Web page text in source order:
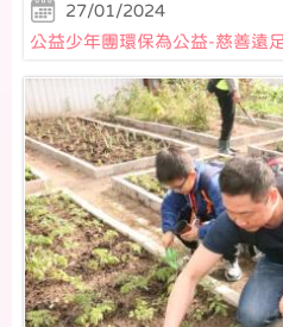
27/01/2024
公益少年團環保為公益-慈善遠